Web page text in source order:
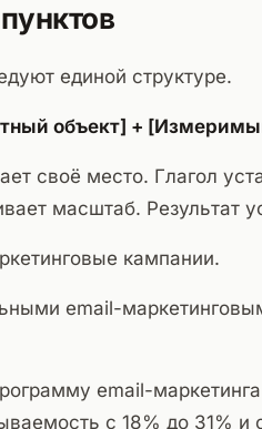
единой структуре.
объект] +
своё место. Глагол
масштаб. Результат
кампании.
email-
email-
с 18% до 31% и